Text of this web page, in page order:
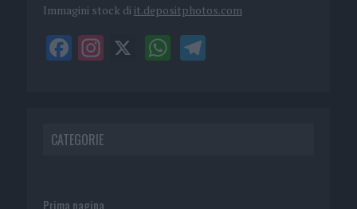
Immagini stock di it.depositphotos.com
CATEGORIE
Prima pagina